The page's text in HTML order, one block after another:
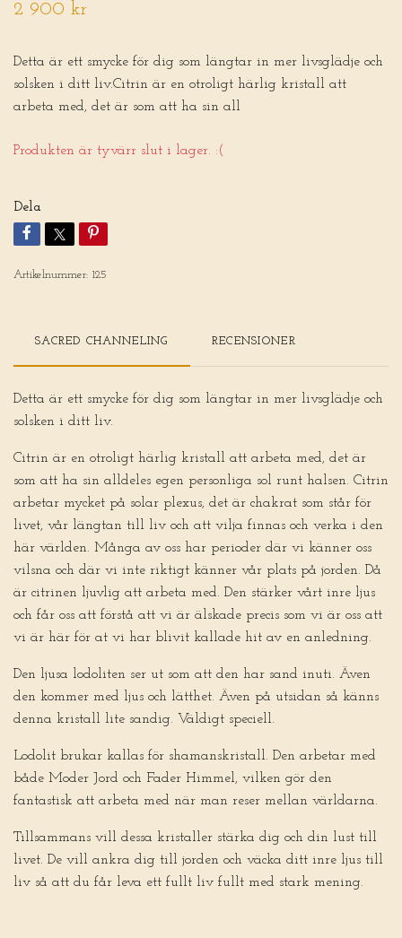
2 900 kr
Detta är ett smycke för dig som längtar in mer livsglädje och
solsken i ditt liv.Citrin är en otroligt härlig kristall att
arbeta med, det är som att ha sin all
Produkten är tyvärr slut i lager. :(
Dela
Artikelnummer: 125
SACRED CHANNELING RECENSIONER
Detta är ett smycke för dig som längtar in mer livsglädje och
solsken i ditt liv.
Citrin är en otroligt härlig kristall att arbeta med, det är
som att ha sin alldeles egen personliga sol runt halsen. Citrin
arbetar mycket på solar plexus, det är chakrat som står för
livet, vår längtan till liv och att vilja finnas och verka i den
här världen. Många av oss har perioder där vi känner oss
vilsna och där vi inte riktigt känner vår plats på jorden. Då
är citrinen ljuvlig att arbeta med. Den stärker vårt inre ljus
och får oss att förstå att vi är älskade precis som vi är oss att
vi är här för at vi har blivit kallade hit av en anledning.
Den ljusa lodoliten ser ut som att den har sand inuti. Även
den kommer med ljus och lätthet. Även på utsidan så känns
denna kristall lite sandig. Väldigt speciell.
Lodolit brukar kallas för shamanskristall. Den arbetar med
både Moder Jord och Fader Himmel, vilken gör den
fantastisk att arbeta med när man reser mellan världarna.
Tillsammans vill dessa kristaller stärka dig och din lust till
livet. De vill ankra dig till jorden och väcka ditt inre ljus till
liv så att du får leva ett fullt liv fullt med stark mening.